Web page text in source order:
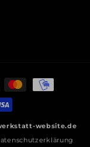
website.de